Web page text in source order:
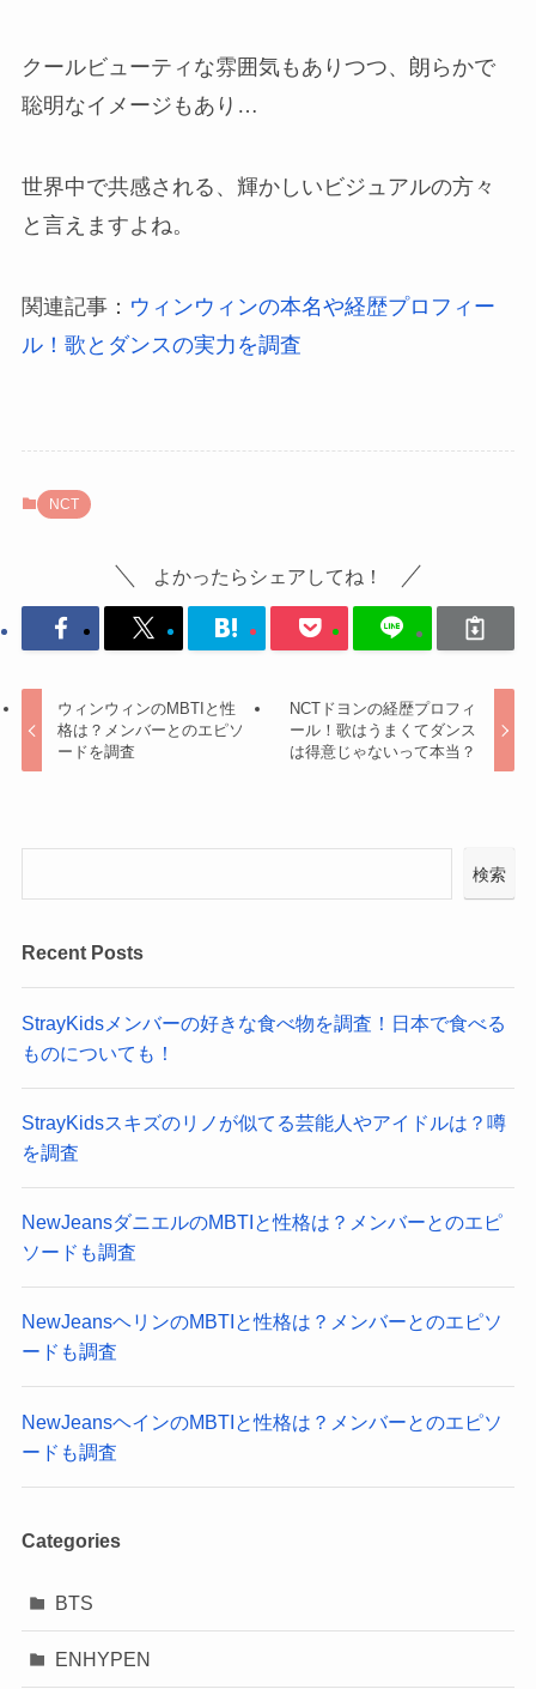
クールビューティな雰囲気もありつつ、朗らかで
聡明なイメージもあり…
世界中で共感される、輝かしいビジュアルの方々
と言えますよね。
関連記事： ウィンウィンの本名や経歴プロフィー
ル！歌とダンスの実力を調査
NCT
よかったらシェアしてね！
ウィンウィンのMBTIと性
格は？メンバーとのエピソ
ードを調査
NCTドヨンの経歴プロフィ
ール！歌はうまくてダンス
は得意じゃないって本当？
検索
Recent Posts
StrayKidsメンバーの好きな食べ物を調査！日本で食べる
ものについても！
StrayKidsスキズのリノが似てる芸能人やアイドルは？噂
を調査
NewJeansダニエルのMBTIと性格は？メンバーとのエピ
ソードも調査
NewJeansヘリンのMBTIと性格は？メンバーとのエピソ
ードも調査
NewJeansヘインのMBTIと性格は？メンバーとのエピソ
ードも調査
Categories
BTS
ENHYPEN